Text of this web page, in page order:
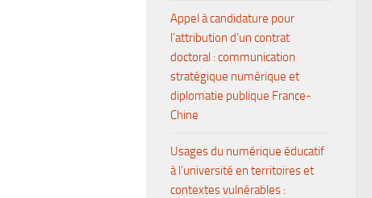
Appel à candidature pour
l’attribution d’un contrat
doctoral : communication
stratégique numérique et
diplomatie publique France-
Chine
Usages du numérique éducatif
à l’université en territoires et
contextes vulnérables :